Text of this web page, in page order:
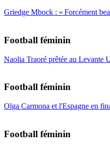
Griedge Mbock : « Forcément
Football féminin
Naolia Traoré prêtée au Levante
Football féminin
Olga Carmona et l'Espagne en
Football féminin